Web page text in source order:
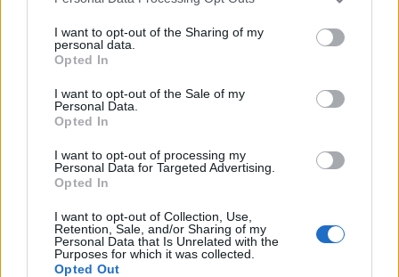
not limited to your visit or usage behaviour. You may click to
grant or deny consent to Google and its third-party tags to
use your data for below specified purposes in below Google
consent section.
I want to opt-out of the Sharing of my
personal data.
Opted In
I want to opt-out of the Sale of my
Personal Data.
Opted In
I want to opt-out of processing my
Personal Data for Targeted Advertising.
Opted In
I want to opt-out of Collection, Use,
Retention, Sale, and/or Sharing of my
Personal Data that Is Unrelated with the
Purposes for which it was collected.
Opted Out
a
ce
b
o
o
k
w
it
te
r
n
te
re
st
h
s
p
p
h
re
Prossimo articolo
NOTIZIE RECENTI
Tre milioni di euro dalla Provincia Gallura per
nuove aule nelle scuole di Olbia